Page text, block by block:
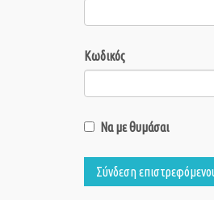
Κωδικός
Να με θυμάσαι
Σύνδεση